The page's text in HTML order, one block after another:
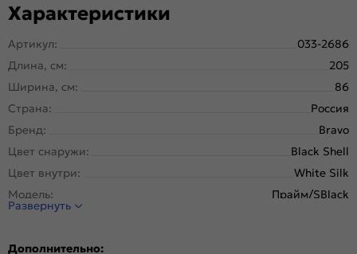
Характеристики
Артикул:
033-2686
Длина, см:
205
Ширина, см:
86
Страна:
Россия
Бренд:
Bravo
Цвет снаружи:
Black Shell
Цвет внутри:
White Silk
Модель:
Прайм/SBlack
Открывание:
Развернуть
Дополнительно: